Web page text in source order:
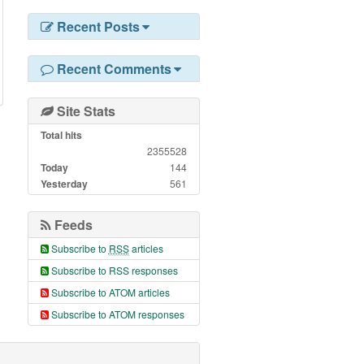
Recent Posts
Recent Comments
Site Stats
Total hits
2355528
Today 144
Yesterday 561
Feeds
Subscribe to RSSarticles
Subscribe to RSS responses
Subscribe to ATOM articles
Subscribe to ATOM responses